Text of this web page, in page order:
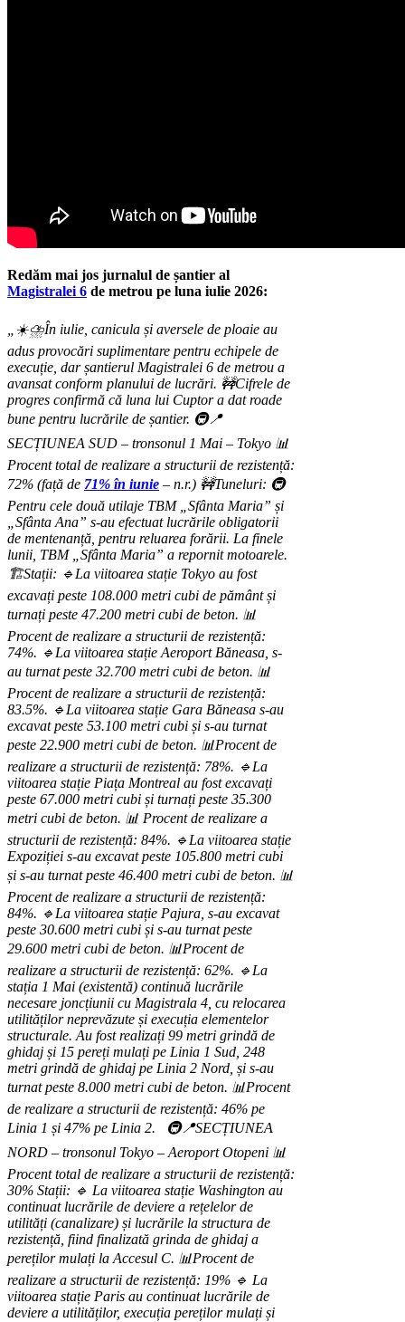
Redăm mai jos jurnalul de șantier al
Magistralei 6 de metrou pe luna iulie 2026:
„☀️⛈️În iulie, canicula și aversele de ploaie au
adus provocări suplimentare pentru echipele de
execuție, dar șantierul Magistralei 6 de metrou a
avansat conform planului de lucrări. 🚧Cifrele de
progres confirmă că luna lui Cuptor a dat roade
bune pentru lucrările de șantier. 🚇📍
SECȚIUNEA SUD – tronsonul 1 Mai – Tokyo 📊
Procent total de realizare a structurii de rezistență:
72% (față de 71% în iunie – n.r.) 🚧Tuneluri: 🚇
Pentru cele două utilaje TBM „Sfânta Maria” și
„Sfânta Ana” s-au efectuat lucrările obligatorii
de mentenanță, pentru reluarea forării. La finele
lunii, TBM „Sfânta Maria” a repornit motoarele.
🏗️Stații: 🔹La viitoarea stație Tokyo au fost
excavați peste 108.000 metri cubi de pământ și
turnați peste 47.200 metri cubi de beton. 📊
Procent de realizare a structurii de rezistență:
74%. 🔹La viitoarea stație Aeroport Băneasa, s-
au turnat peste 32.700 metri cubi de beton. 📊
Procent de realizare a structurii de rezistență:
83.5%. 🔹La viitoarea stație Gara Băneasa s-au
excavat peste 53.100 metri cubi și s-au turnat
peste 22.900 metri cubi de beton. 📊Procent de
realizare a structurii de rezistență: 78%. 🔹La
viitoarea stație Piața Montreal au fost excavați
peste 67.000 metri cubi și turnați peste 35.300
metri cubi de beton. 📊 Procent de realizare a
structurii de rezistență: 84%. 🔹La viitoarea stație
Expoziției s-au excavat peste 105.800 metri cubi
și s-au turnat peste 46.400 metri cubi de beton. 📊
Procent de realizare a structurii de rezistență:
84%. 🔹La viitoarea stație Pajura, s-au excavat
peste 30.600 metri cubi și s-au turnat peste
29.600 metri cubi de beton. 📊Procent de
realizare a structurii de rezistență: 62%. 🔹La
stația 1 Mai (existentă) continuă lucrările
necesare joncțiunii cu Magistrala 4, cu relocarea
utilităților neprevăzute și execuția elementelor
structurale. Au fost realizați 99 metri grindă de
ghidaj și 15 pereți mulați pe Linia 1 Sud, 248
metri grindă de ghidaj pe Linia 2 Nord, și s-au
turnat peste 8.000 metri cubi de beton. 📊Procent
de realizare a structurii de rezistență: 46% pe
Linia 1 și 47% pe Linia 2.
🚇📍SECȚIUNEA
NORD – tronsonul Tokyo – Aeroport Otopeni 📊
Procent total de realizare a structurii de rezistență:
30% Stații: 🔹 La viitoarea stație Washington au
continuat lucrările de deviere a rețelelor de
utilități (canalizare) și lucrările la structura de
rezistență, fiind finalizată grinda de ghidaj a
pereților mulați la Accesul C. 📊Procent de
realizare a structurii de rezistență: 19% 🔹 La
viitoarea stație Paris au continuat lucrările de
deviere a utilităților, execuția pereților mulați și